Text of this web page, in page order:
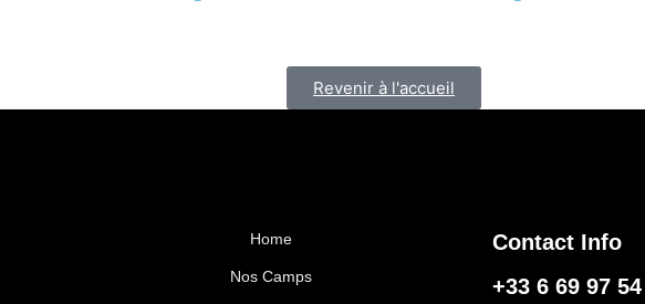
Revenir à l'accueil
Home
Nos Camps
Contact Info
+33 6 69 97